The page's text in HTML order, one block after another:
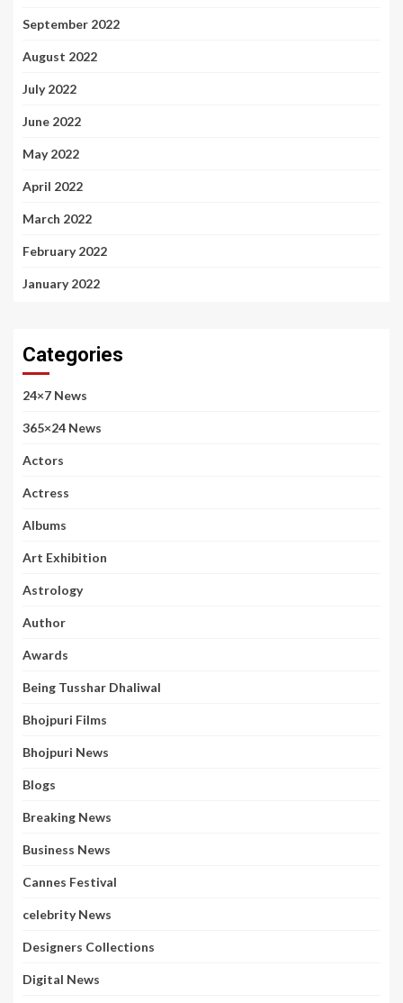
September 2022
August 2022
July 2022
June 2022
May 2022
April 2022
March 2022
February 2022
January 2022
Categories
24×7 News
365×24 News
Actors
Actress
Albums
Art Exhibition
Astrology
Author
Awards
Being Tusshar Dhaliwal
Bhojpuri Films
Bhojpuri News
Blogs
Breaking News
Business News
Cannes Festival
celebrity News
Designers Collections
Digital News